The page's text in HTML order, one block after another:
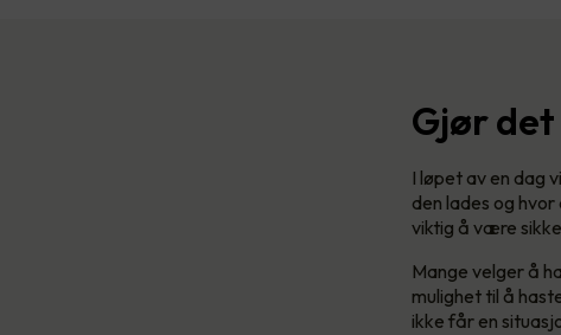
Gjør
I løpet av en dag
den lades og
viktig å være
Mange velger å
mulighet til å
ikke får en